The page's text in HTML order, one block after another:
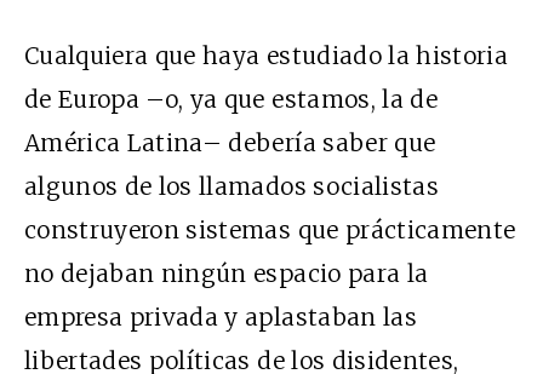
Cualquiera que haya estudiado la historia
de Europa –o, ya que estamos, la de
América Latina– debería saber que
algunos de los llamados socialistas
construyeron sistemas que prácticamente
no dejaban ningún espacio para la
empresa privada y aplastaban las
libertades políticas de los disidentes,